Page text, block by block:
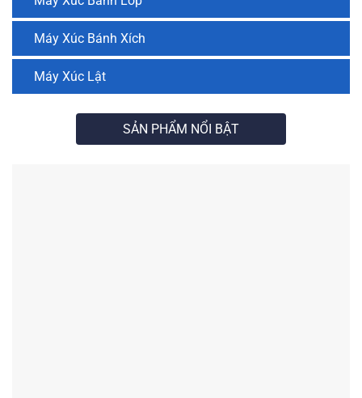
Máy Xúc Bánh Xích
Máy Xúc Lật
SẢN PHẨM NỔI BẬT